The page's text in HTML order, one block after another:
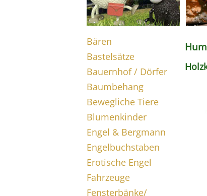
Bären
Bastelsätze
Bauernhof / Dörfer
Baumbehang
Bewegliche Tiere
Blumenkinder
Engel & Bergmann
Engelbuchstaben
Erotische Engel
Fahrzeuge
Fensterbänke/